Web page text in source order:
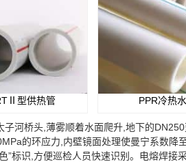
型供热管 PPR冷热
桥头,薄雾顺着水面爬升,地下的
的环应力,内壁镜面处理使曼宁系数降
”标识,方便巡检人员快速识别。电熔焊